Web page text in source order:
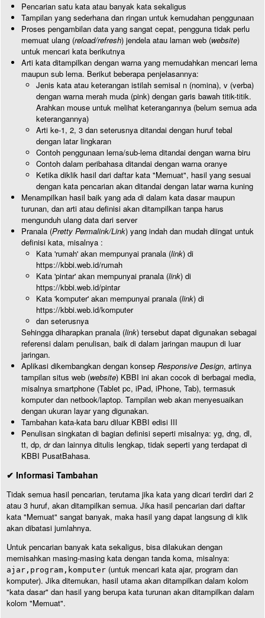
Pencarian satu kata atau banyak kata sekaligus
Tampilan yang sederhana dan ringan untuk kemudahan penggunaan
Proses pengambilan data yang sangat cepat, pengguna tidak perlu
memuat ulang (reload/refresh) jendela atau laman web (website)
untuk mencari kata berikutnya
Arti kata ditampilkan dengan warna yang memudahkan mencari lema
maupun sub lema. Berikut beberapa penjelasannya:
Jenis kata atau keterangan istilah semisal n (nomina), v (verba)
dengan warna merah muda (pink) dengan garis bawah titik-titik.
Arahkan mouse untuk melihat keterangannya (belum semua ada
keterangannya)
Arti ke-1, 2, 3 dan seterusnya ditandai dengan huruf tebal
dengan latar lingkaran
Contoh penggunaan lema/sub-lema ditandai dengan warna biru
Contoh dalam peribahasa ditandai dengan warna oranye
Ketika diklik hasil dari daftar kata "Memuat", hasil yang sesuai
dengan kata pencarian akan ditandai dengan latar warna kuning
Menampilkan hasil baik yang ada di dalam kata dasar maupun
turunan, dan arti atau definisi akan ditampilkan tanpa harus
mengunduh ulang data dari server
Pranala (Pretty Permalink/Link) yang indah dan mudah diingat untuk
definisi kata, misalnya :
Kata 'rumah' akan mempunyai pranala (link) di
https://kbbi.web.id/rumah
Kata 'pintar' akan mempunyai pranala (link) di
https://kbbi.web.id/pintar
Kata 'komputer' akan mempunyai pranala (link) di
https://kbbi.web.id/komputer
dan seterusnya
Sehingga diharapkan pranala (link) tersebut dapat digunakan sebagai
referensi dalam penulisan, baik di dalam jaringan maupun di luar
jaringan.
Aplikasi dikembangkan dengan konsep Responsive Design, artinya
tampilan situs web (website) KBBI ini akan cocok di berbagai media,
misalnya smartphone (Tablet pc, iPad, iPhone, Tab), termasuk
komputer dan netbook/laptop. Tampilan web akan menyesuaikan
dengan ukuran layar yang digunakan.
Tambahan kata-kata baru diluar KBBI edisi III
Penulisan singkatan di bagian definisi seperti misalnya: yg, dng, dl,
tt, dp, dr dan lainnya ditulis lengkap, tidak seperti yang terdapat di
KBBI PusatBahasa.
✔ Informasi Tambahan
Tidak semua hasil pencarian, terutama jika kata yang dicari terdiri dari 2
atau 3 huruf, akan ditampilkan semua. Jika hasil pencarian dari daftar
kata "Memuat" sangat banyak, maka hasil yang dapat langsung di klik
akan dibatasi jumlahnya.
Untuk pencarian banyak kata sekaligus, bisa dilakukan dengan
memisahkan masing-masing kata dengan tanda koma, misalnya:
ajar,program,komputer (untuk mencari kata ajar, program dan
komputer). Jika ditemukan, hasil utama akan ditampilkan dalam kolom
"kata dasar" dan hasil yang berupa kata turunan akan ditampilkan dalam
kolom "Memuat".